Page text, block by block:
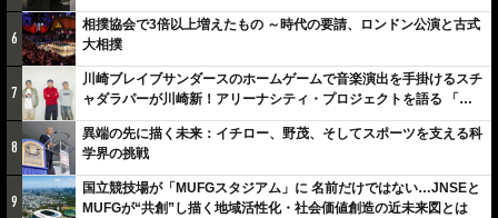
6
相撲協会で3倍以上増えたもの ～時代の要請、ロンドン公演と古式
大相撲
7
川崎ブレイブサンダースのホームゲームで音楽演出を手掛けるスチ
ャダラパーが川崎新！アリーナシティ・プロジェクトを語る 「楽
しみでしかないでしょ。川崎は、ずっと成長曲線だから」
8
異端の先に描く未来：イチロー、野茂、そしてスポーツを支える科
学界の挑戦
9
国立競技場が「MUFGスタジアム」に 名前だけではない…JNSEと
MUFGが“共創”し描く地域活性化・社会価値創造の近未来図とは